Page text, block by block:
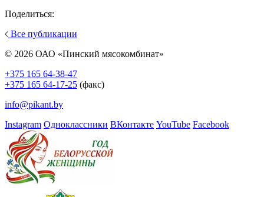
Поделиться:
Все публикации
© 2026 ОАО «Пинский мясокомбинат»
+375 165 64-38-47
+375 165 64-17-25 (факс)
info@pikant.by
Instagram Одноклассники ВКонтакте YouTube Facebook